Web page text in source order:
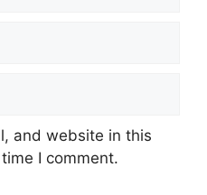
and website in this
I comment.